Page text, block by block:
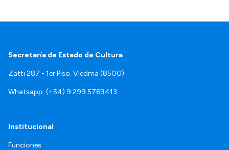
Secretaría de Estado de Cultura
Zatti 287 - 1er Piso. Viedma (8500)
Whatsapp: (+54) 9 299 5769413
Institucional
Funciones